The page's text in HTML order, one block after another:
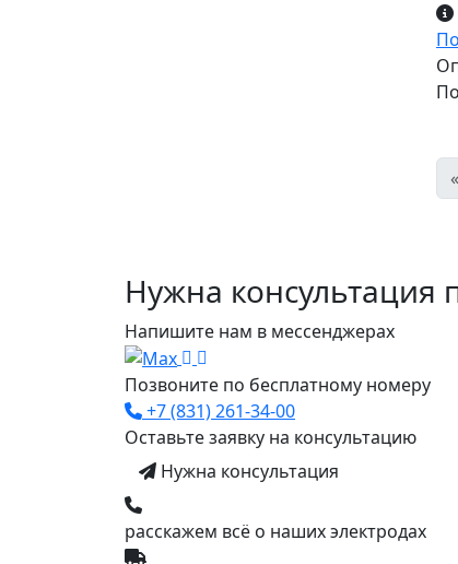
«
Нужна консультация
Напишите нам в мессенджерах
Позвоните по бесплатному номеру
+7 (831) 261-34-00
Оставьте заявку на консультацию
Нужна консультация
расскажем всё о наших электродах